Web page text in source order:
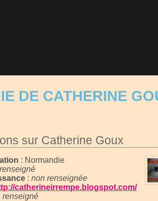
DE CATHERINE
sur Catherine Goux
: Normandie
: non renseignée
catherineirrempe.blogspot.com/
renseigné